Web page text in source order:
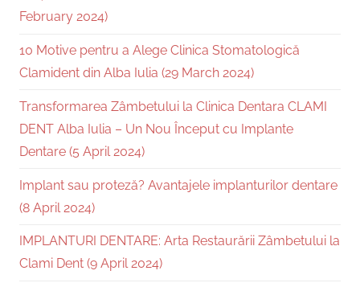
February 2024)
10 Motive pentru a Alege Clinica Stomatologică
Clamident din Alba Iulia (29 March 2024)
Transformarea Zâmbetului la Clinica Dentara CLAMI
DENT Alba Iulia – Un Nou Început cu Implante
Dentare (5 April 2024)
Implant sau proteză? Avantajele implanturilor dentare
(8 April 2024)
IMPLANTURI DENTARE: Arta Restaurării Zâmbetului la
Clami Dent (9 April 2024)